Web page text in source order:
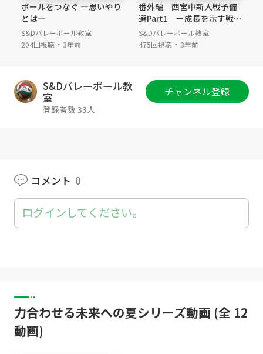
ボールをつなぐ ―思いやり
とは―
S&Dバレーボール教室
204回視聴・ 3年前
番外編 西宮中新人戦予備
選Part1 ー成長を示す戦い
ー
S&Dバレーボール教室
475回視聴・ 3年前
S&Dバレーボール教
室
登録者数 33人
チャンネル登録
コメント 0
ログインしてください。
力合わせる未来への夏シリーズ動画 (全 12
動画)